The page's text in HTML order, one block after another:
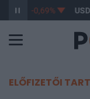
362,90 -0,69%
ELŐFIZETŐI